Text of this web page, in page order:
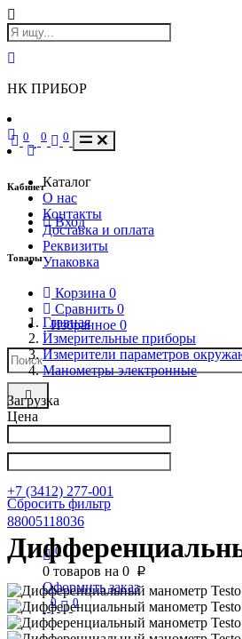
НК ПРИБОР
Кабинет
Вход
Товары
Корзина 0
Сравнить 0
Избранное 0
Написать в Телеграм
+7 (3412) 277-001
88005118036
0
0 товаров на 0 p
Оформить заказ
0 0
0 0 0
Каталог
О нас
Контакты
Доставка и оплата
Реквизиты
Упаковка
Главная
Измерительные приборы
Измерители параметров
Манометры электронные
Загрузка
Цена
Сбросить фильтр